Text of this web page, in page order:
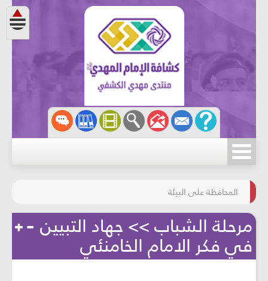
مسابقة الركب الحسينيّ
المحافظة على البيئة
مرحلة الشباب >> جهاد التبيين
في فكر الامام الخامنئي